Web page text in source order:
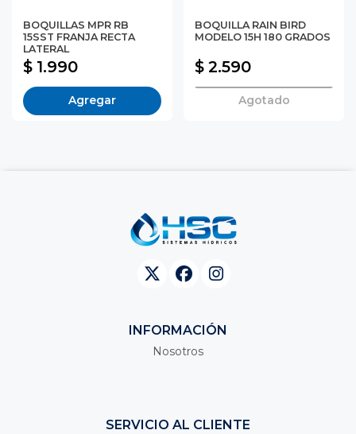
BOQUILLAS MPR RB
15SST FRANJA RECTA
LATERAL
$ 1.990
Agregar
BOQUILLA RAIN BIRD
MODELO 15H 180 GRADOS
$ 2.590
Agotado
INFORMACIÓN
Nosotros
SERVICIO AL CLIENTE